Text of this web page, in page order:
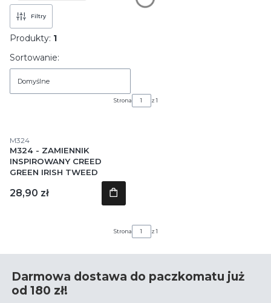
Filtry
Produkty: 1
Lista produktów
Sortowanie:
Domyślne
Strona z 1
Kod produktu
M324
M324 - ZAMIENNIK
INSPIROWANY CREED
GREEN IRISH TWEED
Cena
28,90 zł
Strona z 1
Darmowa dostawa do paczkomatu już
od 180 zł!